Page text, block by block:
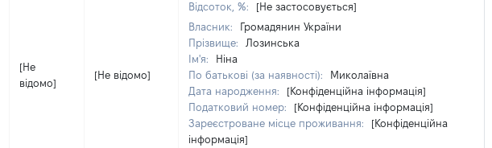
[Не
відомо]
[Не відомо]
Відсоток, %:
[Не застосовується]
Власник:
Громадянин України
Прізвище:
Лозинська
Ім'я:
Ніна
По батькові (за наявності):
Миколаївна
Дата народження:
[Конфіденційна інформація]
Податковий номер:
[Конфіденційна інформація]
Зареєстроване місце проживання:
[Конфіденційна
інформація]